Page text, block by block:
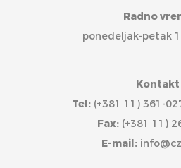
Radno
ponedeljak-petak
Kontakt
Tel: (+381 11) 361-
Fax:(+381 11)
E-mail: